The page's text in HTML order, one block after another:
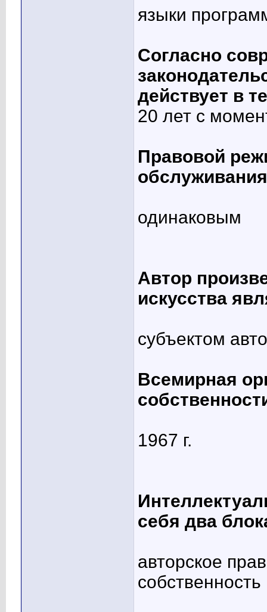
языки
Согласно
действует в
20 лет с
Правовой
одинаковым
Автор
искусства
субъектом
Всемирная
1967 г.
себя два
авторское
собственность